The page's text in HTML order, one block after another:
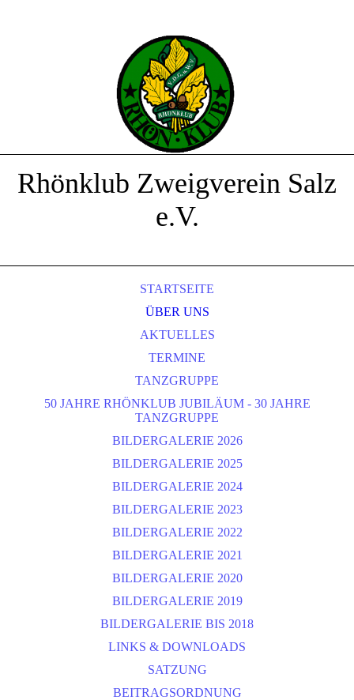
Rhönklub Zweigverein Salz
e.V.
STARTSEITE
ÜBER UNS
AKTUELLES
TERMINE
TANZGRUPPE
50 JAHRE RHÖNKLUB JUBILÄUM - 30 JAHRE
TANZGRUPPE
BILDERGALERIE 2026
BILDERGALERIE 2025
BILDERGALERIE 2024
BILDERGALERIE 2023
BILDERGALERIE 2022
BILDERGALERIE 2021
BILDERGALERIE 2020
BILDERGALERIE 2019
BILDERGALERIE BIS 2018
LINKS & DOWNLOADS
SATZUNG
BEITRAGSORDNUNG